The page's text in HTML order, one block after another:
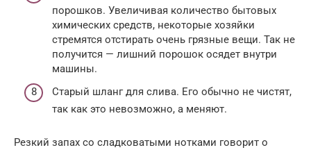
порошков. Увеличивая количество бытовых
химических средств, некоторые хозяйки
стремятся отстирать очень грязные вещи. Так не
получится — лишний порошок осядет внутри
машины.
Старый шланг для слива. Его обычно не чистят,
так как это невозможно, а меняют.
Резкий запах со сладковатыми нотками говорит о